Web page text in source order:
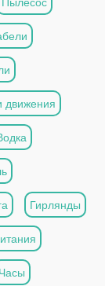
движения
Гирлянды
Часы